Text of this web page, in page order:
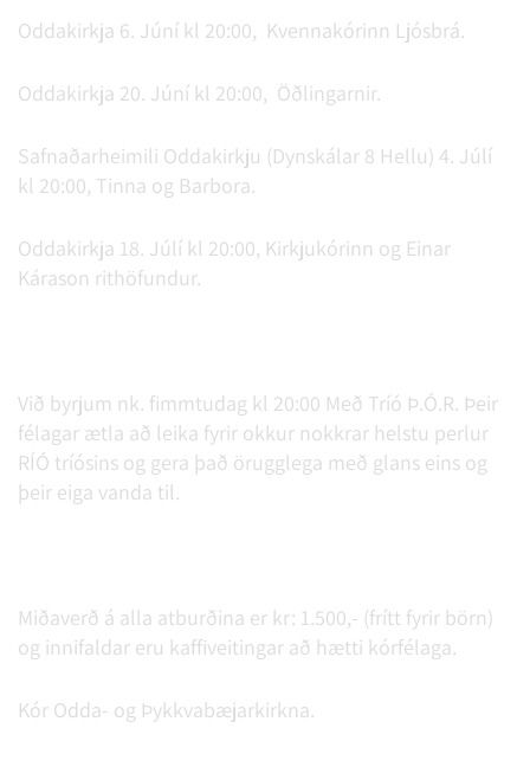
Oddakirkja 6. Júní kl 20:00, Kvennakórinn Ljósbrá.
Oddakirkja 20. Júní kl 20:00, Öðlingarnir.
Safnaðarheimili Oddakirkju (Dynskálar 8 Hellu) 4. Júlí
kl 20:00, Tinna og Barbora.
Oddakirkja 18. Júlí kl 20:00, Kirkjukórinn og Einar
Kárason rithöfundur.
Við byrjum nk. fimmtudag kl 20:00 Með Tríó Þ.Ó.R. Þeir
félagar ætla að leika fyrir okkur nokkrar helstu perlur
RÍÓ tríósins og gera það örugglega með glans eins og
þeir eiga vanda til.
Miðaverð á alla atburðina er kr: 1.500,- (frítt fyrir börn)
og innifaldar eru kaffiveitingar að hætti kórfélaga.
Kór Odda- og Þykkvabæjarkirkna.